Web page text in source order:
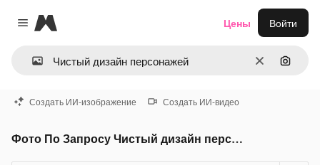
Close menu
Magnific
ОчиститьПоиск
Цены Войти
Создать ИИ-изображение Создать ИИ-видео
Фото По Запросу Чистый дизайн персонажей